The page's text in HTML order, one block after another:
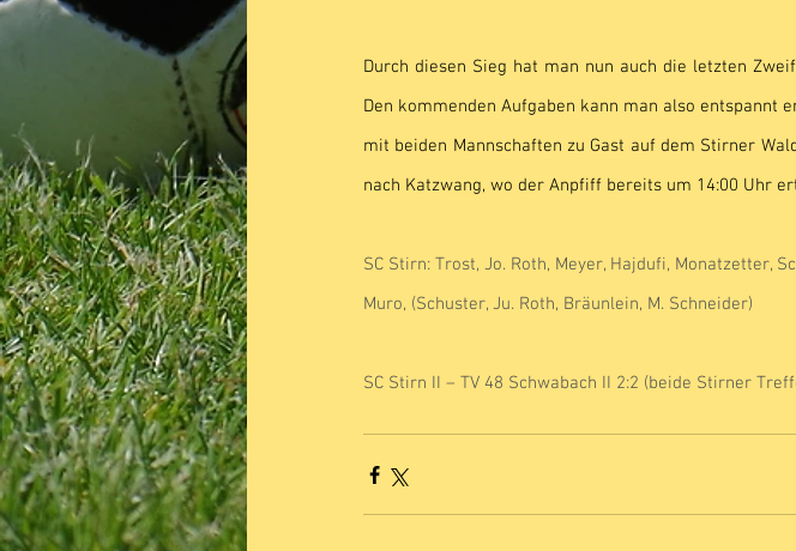
Durch diesen Sieg hat man nun auch die letzten
Den kommenden Aufgaben kann man also entspannt
mit beiden Mannschaften zu Gast auf dem Stirner
nach Katzwang, wo der Anpfiff bereits um 14:00 Uhr
SC Stirn: Trost, Jo. Roth, Meyer, Hajdufi, Monatzetter,
Muro, (Schuster, Ju. Roth, Bräunlein, M. Schneider)
SC Stirn II – TV 48 Schwabach II 2:2 (beide Stirner